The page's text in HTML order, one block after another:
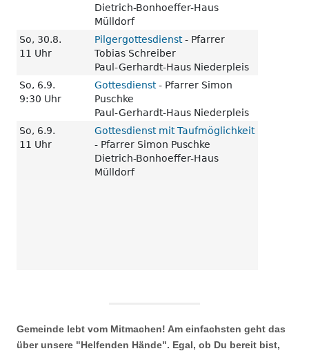
Gemeinde lebt vom Mitmachen! Am einfachsten geht das
über unsere "Helfenden Hände". Egal, ob Du bereit bist,